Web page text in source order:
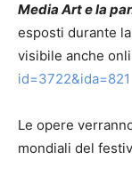
Media Art e la
esposti durante
visibile anche
id=3722&ida=821
Le opere
mondiali del